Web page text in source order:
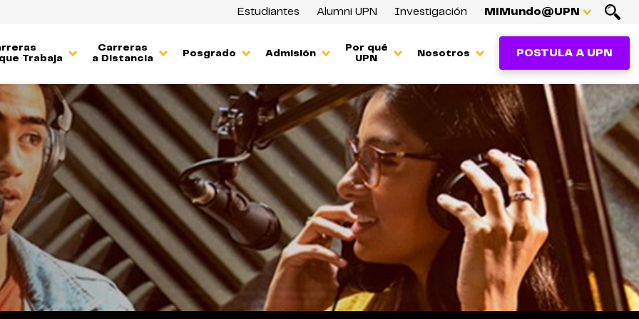
Estudiantes Alumni UPN Investigación MiMundo@UPN
Trabaja
Carreras
a Distancia
Posgrado Admisión
Por qué
UPN
Nosotros POSTULA A UPN